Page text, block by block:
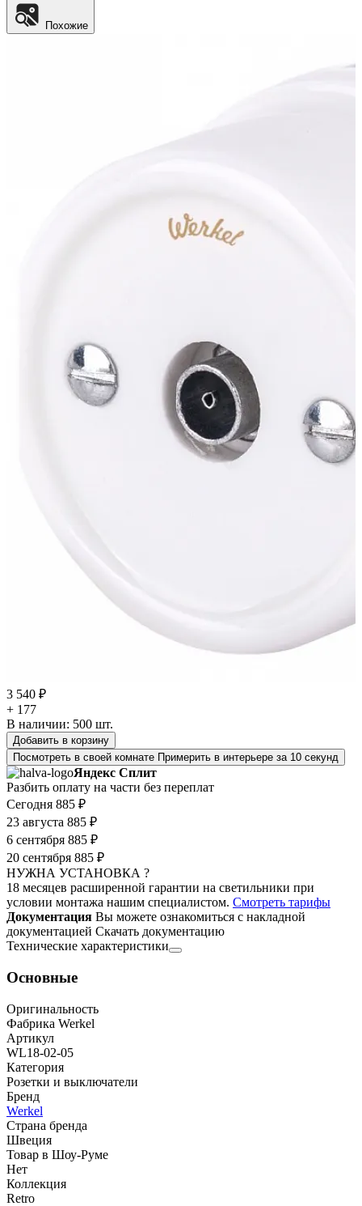
Похожие
3 540 ₽
+ 177
В наличии: 500 шт.
Добавить в корзину
Посмотреть в своей комнате Примерить в интерьере за 10 секунд
Яндекс Сплит
Разбить оплату на части без переплат
Сегодня 885 ₽
23 августа 885 ₽
6 сентября 885 ₽
20 сентября 885 ₽
НУЖНА УСТАНОВКА ?
18 месяцев расширенной гарантии на светильники при
условии монтажа нашим специалистом. Смотреть тарифы
Документация Вы можете ознакомиться с накладной
документацией Скачать документацию
Технические характеристики
Основные
Оригинальность
Фабрика Werkel
Артикул
WL18-02-05
Категория
Розетки и выключатели
Бренд
Werkel
Страна бренда
Швеция
Товар в Шоу-Руме
Нет
Коллекция
Retro